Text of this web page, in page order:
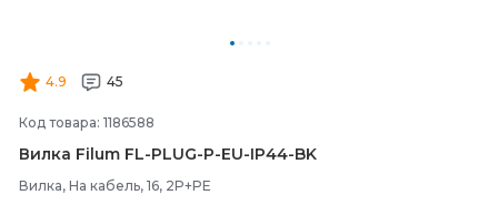
4.9 45
Код товара: 1186588
Вилка Filum FL-PLUG-P-EU-IP44-BK
Вилка, На кабель, 16, 2P+PE